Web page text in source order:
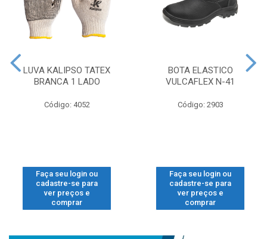
LUVA KALIPSO TATEX
BRANCA 1 LADO
Código: 4052
Faça seu login ou
cadastre-se para
ver preços e
comprar
BOTA ELASTICO
VULCAFLEX N-41
Código: 2903
Faça seu login ou
cadastre-se para
ver preços e
comprar